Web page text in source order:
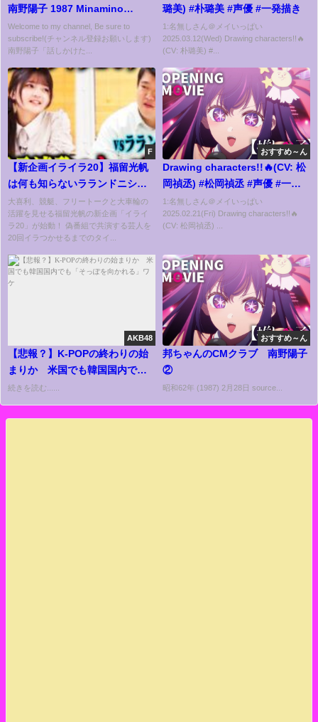
南野陽子 1987 Minamino
Yoko(VOCALOID cover)
Welcome to my channel, Be sure to
subscribe!(チャンネル登録お願いします)
南野陽子「話しかけた...
璐美) #朴璐美 #声優 #一発描き
1:名無しさん＠メイいっぱい
2025.03.12(Wed) Drawing characters!!🔥
(CV: 朴璐美) #...
F
【新企画イライラ20】福留光帆
は何も知らないラランドニシダ
を、20回イライラさせられるの
か？
大喜利、競艇、フリートークと大車輪の
活躍を見せる福留光帆の新企画「イライ
ラ20」が始動！ 偽番組で共演する芸人を
20回イラつかせるまでのタイ...
おすすめ～ん
Drawing characters!!🔥(CV: 松
岡禎丞) #松岡禎丞 #声優 #一発
描き
1:名無しさん＠メイいっぱい
2025.02.21(Fri) Drawing characters!!🔥
(CV: 松岡禎丞) ...
AKB48
【悲報？】K-POPの終わりの始
まりか 米国でも韓国国内でも
「そっぽを向かれる」ワケ
続きを読む......
おすすめ～ん
邦ちゃんのCMクラブ 南野陽子
②
昭和62年 (1987) 2月28日 source...